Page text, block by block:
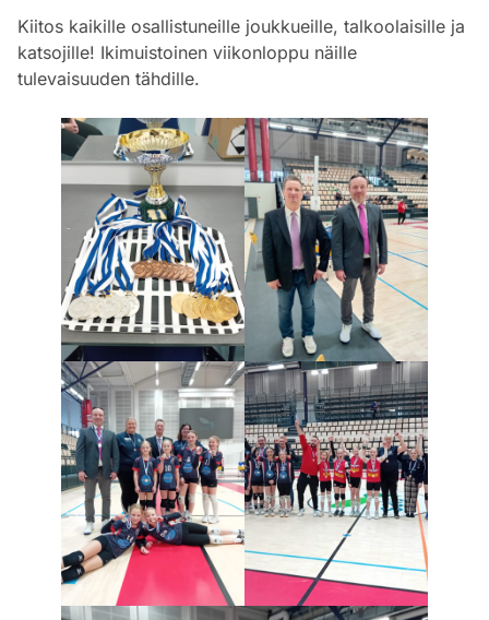
Kiitos kaikille osallistuneille joukkueille, talkoolaisille ja
katsojille! Ikimuistoinen viikonloppu näille
tulevaisuuden tähdille.